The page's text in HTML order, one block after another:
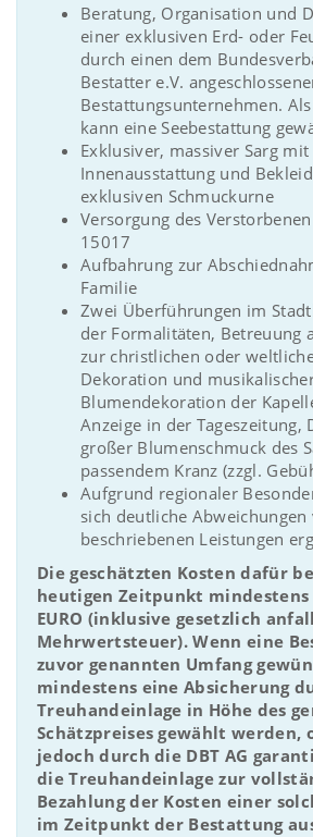
Beratung, Organisation und
einer exklusiven Erd- oder
durch einen dem
Bestatter e.V.
Bestattungsunternehmen.
kann eine Seebestattung
Exklusiver, massiver Sarg
Innenausstattung und
exklusiven Schmuckurne
Versorgung des
15017
Aufbahrung zur
Familie
Zwei Überführungen im
der Formalitäten, Betreuung
zur christlichen oder
Dekoration und
Blumendekoration der
Anzeige in der Tageszeitung,
großer Blumenschmuck des
passendem Kranz (zzgl.
Aufgrund regionaler
sich deutliche Abweichungen
beschriebenen Leistungen
Die geschätzten Kosten dafür
heutigen Zeitpunkt mindestens
EURO (inklusive gesetzlich
Mehrwertsteuer). Wenn eine
zuvor genannten Umfang
mindestens eine Absicherung
Treuhandeinlage in Höhe des
Schätzpreises gewählt werden,
jedoch durch die DBT AG
die Treuhandeinlage zur
Bezahlung der Kosten einer
im Zeitpunkt der Bestattung